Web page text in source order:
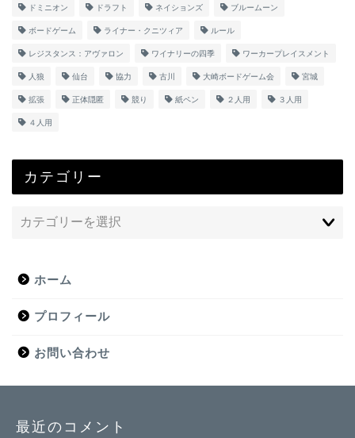
ドミニオン ドラフト ネイションズ ブルームーン
ボードゲーム ライナー・クニツィア ルール
レジスタンス：アヴァロン ワイナリーの四季 ワーカープレイスメント
人狼 仙台 協力 古川 大崎ボードゲーム会 宮城
拡張 正体隠匿 競り 紙ペン ２人用 ３人用
４人用
カテゴリー
ホーム
プロフィール
お問い合わせ
最近のコメント